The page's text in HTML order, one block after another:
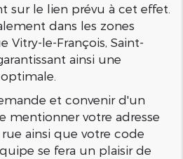
sur le lien prévu à cet effet.
dans les zones
Vitry-le-François, Saint-
ainsi une
et convenir d'un
mentionner votre adresse
ainsi que votre code
se fera un plaisir de